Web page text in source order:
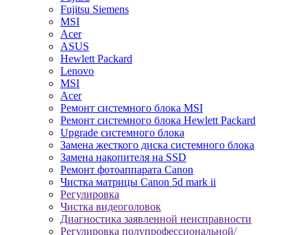
Fujitsu Siemens
MSI
Acer
ASUS
Hewlett Packard
Lenovo
MSI
Acer
Ремонт системного блока MSI
Ремонт системного блока Hewlett Packard
Upgrade системного блока
Замена жесткого диска системного блока
Замена накопителя на SSD
Ремонт фотоаппарата Canon
Чистка матрицы Canon 5d mark ii
Регулировка
Чистка видеоголовок
Диагностика заявленной неисправности
Регулировка полупрофессиональной/